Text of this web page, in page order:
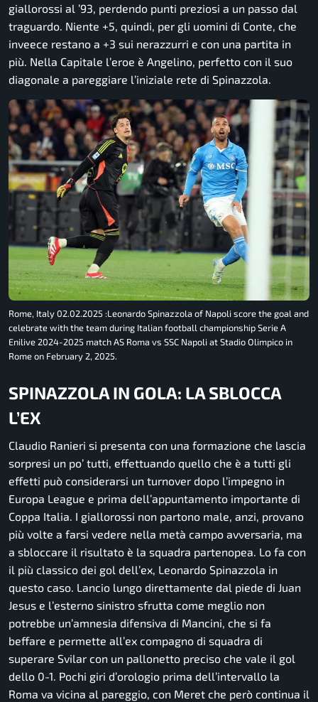
giallorossi al ’93, perdendo punti preziosi a un passo dal
traguardo. Niente +5, quindi, per gli uomini di Conte, che
inveece restano a +3 sui nerazzurri e con una partita in
più. Nella Capitale l’eroe è Angelino, perfetto con il suo
diagonale a pareggiare l’iniziale rete di Spinazzola.
Rome, Italy 02.02.2025 :Leonardo Spinazzola of Napoli score the goal and
celebrate with the team during Italian football championship Serie A
Enilive 2024-2025 match AS Roma vs SSC Napoli at Stadio Olimpico in
Rome on February 2, 2025.
SPINAZZOLA IN GOLA: LA SBLOCCA
L’EX
Claudio Ranieri si presenta con una formazione che lascia
sorpresi un po’ tutti, effettuando quello che è a tutti gli
effetti può considerarsi un turnover dopo l’impegno in
Europa League e prima dell’appuntamento importante di
Coppa Italia. I giallorossi non partono male, anzi, provano
più volte a farsi vedere nella metà campo avversaria, ma
a sbloccare il risultato è la squadra partenopea. Lo fa con
il più classico dei gol dell’ex, Leonardo Spinazzola in
questo caso. Lancio lungo direttamente dal piede di Juan
Jesus e l’esterno sinistro sfrutta come meglio non
potrebbe un’amnesia difensiva di Mancini, che si fa
beffare e permette all’ex compagno di squadra di
superare Svilar con un pallonetto preciso che vale il gol
dello 0-1. Pochi giri d’orologio prima dell’intervallo la
Roma va vicina al pareggio, con Meret che però continua il